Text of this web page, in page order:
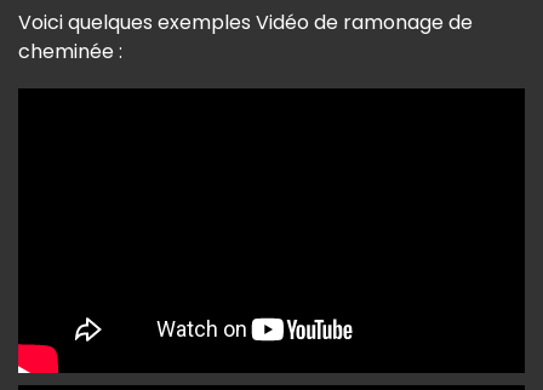
Voici quelques exemples Vidéo de ramonage de
cheminée :